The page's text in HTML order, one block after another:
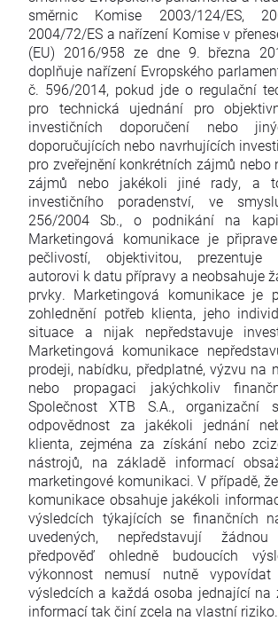
směrnic Komise 2003/124/ES,
2004/72/ES a nařízení Komise v
(EU) 2016/958 ze dne 9. března
doplňuje nařízení Evropského
č. 596/2014, pokud jde o regulační
pro technická ujednání pro
investičních doporučení nebo
doporučujících nebo navrhujících
pro zveřejnění konkrétních zájmů nebo
zájmů nebo jakékoli jiné rady, a
investičního poradenství, ve
256/2004 Sb., o podnikání na
Marketingová komunikace je
pečlivostí, objektivitou,
autorovi k datu přípravy a neobsahuje
prvky. Marketingová komunikace je
zohlednění potřeb klienta, jeho
situace a nijak nepředstavuje
Marketingová komunikace
prodeji, nabídku, předplatné, výzvu na
nebo propagaci jakýchkoliv
Společnost XTB S.A., organizační
odpovědnost za jakékoli jednání
klienta, zejména za získání nebo
nástrojů, na základě informací
marketingové komunikaci. V případě,
komunikace obsahuje jakékoli
výsledcích týkajících se finančních
uvedených, nepředstavují
předpověď ohledně budoucích
výkonnost nemusí nutně
výsledcích a každá osoba jednající na
informací tak činí zcela na vlastní riziko.